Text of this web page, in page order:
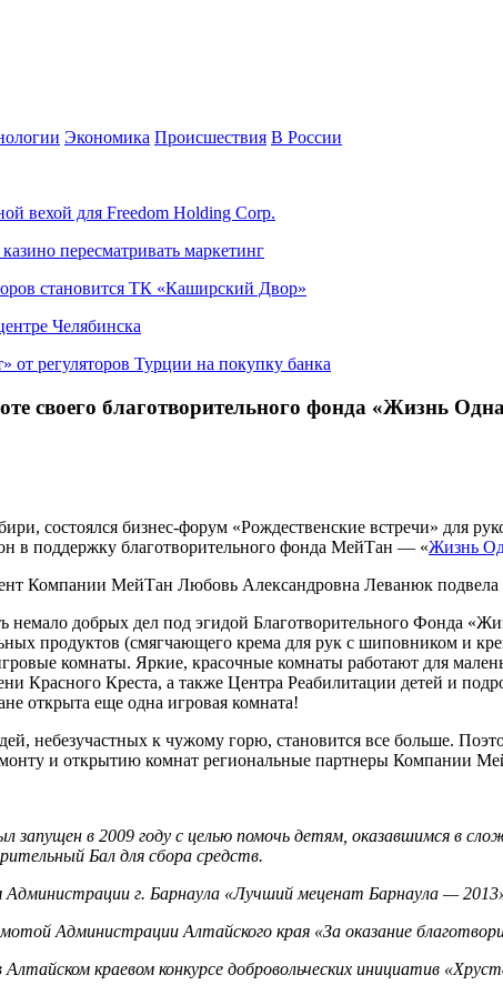
Экономика Происшествия В России
вехой для Freedom Holding Corp.
пересматривать маркетинг
становится ТК «Каширский Двор»
Челябинска
от регуляторов Турции на покупку банка
своего благотворительного фонда «Жизнь
состоялся бизнес-форум «Рождественские встречи» для
в поддержку благотворительного фонда МейТан — «Жизнь
Компании МейТан Любовь Александровна Леванюк подвела
добрых дел под эгидой Благотворительного Фонда
продуктов (смягчающего крема для рук с шиповником и
комнаты. Яркие, красочные комнаты работают для
Красного Креста, а также Центра Реабилитации детей и
открыта еще одна игровая комната!
небезучастных к чужому горю, становится все больше.
и открытию комнат региональные партнеры Компании
запущен в 2009 году с целью помочь детям, оказавшимся в
Бал для сбора средств.
Администрации г. Барнаула «Лучший меценат Барнаула —
Администрации Алтайского края «За оказание
краевом конкурсе добровольческих инициатив